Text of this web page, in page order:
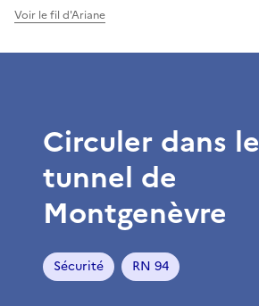
Voir le fil d'Ariane
Circuler dans le
tunnel de
Montgenèvre
Sécurité RN 94